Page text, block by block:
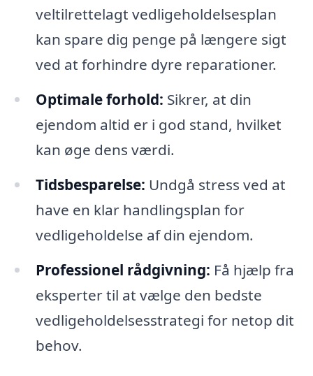
veltilrettelagt vedligeholdelsesplan
kan spare dig penge på længere sigt
ved at forhindre dyre reparationer.
Optimale forhold: Sikrer, at din
ejendom altid er i god stand, hvilket
kan øge dens værdi.
Tidsbesparelse: Undgå stress ved at
have en klar handlingsplan for
vedligeholdelse af din ejendom.
Professionel rådgivning: Få hjælp fra
eksperter til at vælge den bedste
vedligeholdelsesstrategi for netop dit
behov.